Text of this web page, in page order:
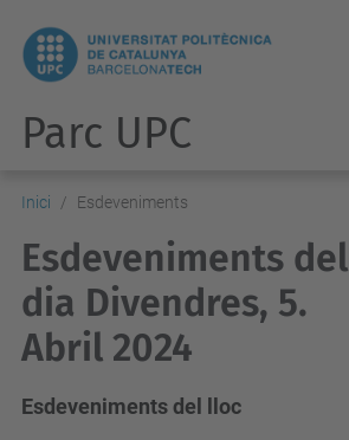
Parc UPC
Inici Esdeveniments
Esdeveniments del
dia Divendres, 5.
Abril 2024
Esdeveniments del lloc